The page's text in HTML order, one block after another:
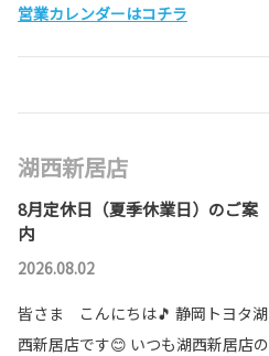
営業カレンダーはコチラ
湖西新居店
8月定休日（夏季休業日）のご案
内
2026.08.02
皆さま こんにちは🎵 静岡トヨタ湖
西新居店です😊 いつも湖西新居店の